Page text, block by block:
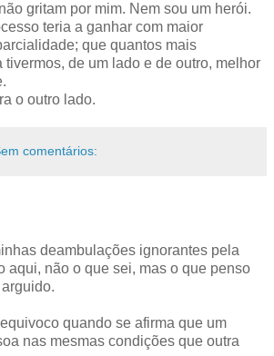
gritam por mim. Nem sou um herói.
teria a ganhar com maior
que quantos mais
tivermos, de um lado e de outro, melhor
o outro lado.
comentários:
deambulações ignorantes pela
aqui, não o que sei, mas o que penso
quando se afirma que um
nas mesmas condições que outra